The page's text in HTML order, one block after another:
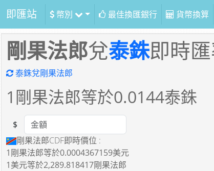
即匯站 幣別 最佳換匯銀行 貨幣換算
剛果法郎兌泰銖即時
泰銖兌剛果法郎
1剛果法郎等於0.0144泰銖
Amount
$
剛果法郎CDF即時價位 :
1剛果法郎等於0.0004367159美元
1美元等於2,289.818417剛果法郎